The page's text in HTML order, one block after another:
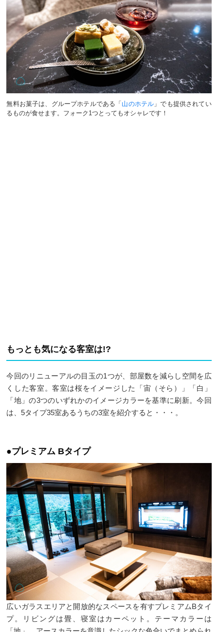
無料お菓子は、グループホテルである「 山のホテル 」でも提供されてい
るものが食せます。フォーク1つとってもオシャレです！
もっとも気になる客室は!?
今回のリニューアルの目玉の1つが、部屋数を減らし空間を広
くした客室。客室は桜をイメージした「宙（そら）」「白」
「地」の3つのいずれかのイメージカラーを基準に刷新。今回
は、5タイプ35室あるうちの3室を紹介すると・・・。
●プレミアム Bタイプ
広いガラスエリアと開放的なスペースを有すプレミアムBタイ
プ。リビングは畳、寝室はカーペット。テーマカラーは